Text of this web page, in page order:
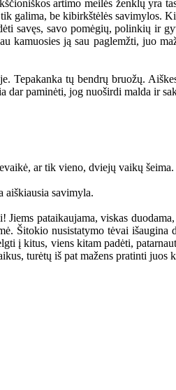
artimo meilės ženklų yra
be kibirkštėlės savimylos.
savęs, savo pomėgių, polinkių ir
kamuosies ją sau paglemžti, juo
tų bendrų bruožų.
paminėti, jog nuoširdi malda ir
ar tik vieno, dviejų vaikų šeima.
savimyla.
pataikaujama, viskas
nusistatymo tėvai išaugina
į kitus, viens kitam padėti,
turėtų iš pat mažens pratinti